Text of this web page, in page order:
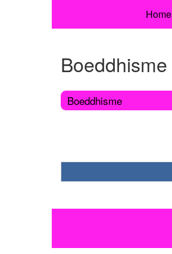
Home
Boeddhisme
Boeddhisme